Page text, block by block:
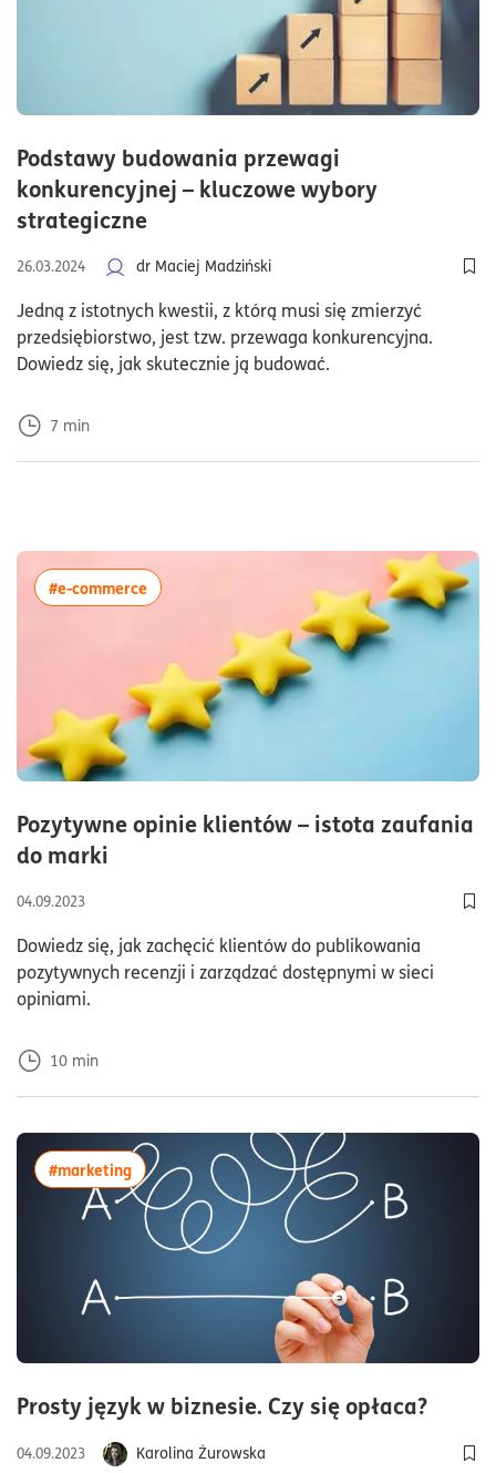
Podstawy budowania przewagi
konkurencyjnej – kluczowe wybory
strategiczneczas czytania7minuty
26.03.2024
dr Maciej Madziński
Jedną z istotnych kwestii, z którą musi się zmierzyć
przedsiębiorstwo, jest tzw. przewaga konkurencyjna.
Dowiedz się, jak skutecznie ją budować.
7 min
Pozytywne opinie klientów – istota zaufania
do marki
04.09.2023
Dowiedz się, jak zachęcić klientów do publikowania
pozytywnych recenzji i zarządzać dostępnymi w sieci
opiniami.
10 min
#e-commercewięcej artykułów z tagiem:#e-commerce
Prosty język w biznesie. Czy się opłaca?czas
04.09.2023
Karolina Żurowska
#marketingwięcej artykułów z tagiem:#marketing